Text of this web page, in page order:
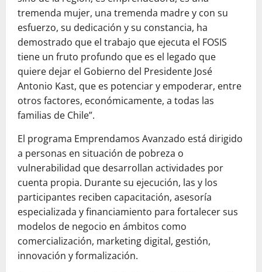
tremenda mujer, una tremenda madre y con su
esfuerzo, su dedicación y su constancia, ha
demostrado que el trabajo que ejecuta el FOSIS
tiene un fruto profundo que es el legado que
quiere dejar el Gobierno del Presidente José
Antonio Kast, que es potenciar y empoderar, entre
otros factores, económicamente, a todas las
familias de Chile”.
El programa Emprendamos Avanzado está dirigido
a personas en situación de pobreza o
vulnerabilidad que desarrollan actividades por
cuenta propia. Durante su ejecución, las y los
participantes reciben capacitación, asesoría
especializada y financiamiento para fortalecer sus
modelos de negocio en ámbitos como
comercialización, marketing digital, gestión,
innovación y formalización.